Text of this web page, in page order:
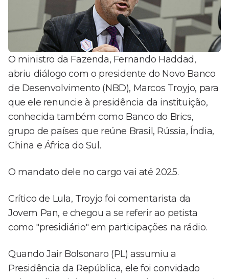
O ministro da Fazenda, Fernando Haddad,
abriu diálogo com o presidente do Novo Banco
de Desenvolvimento (NBD), Marcos Troyjo, para
que ele renuncie à presidência da instituição,
conhecida também como Banco do Brics,
grupo de países que reúne Brasil, Rússia, Índia,
China e África do Sul.
O mandato dele no cargo vai até 2025.
Crítico de Lula, Troyjo foi comentarista da
Jovem Pan, e chegou a se referir ao petista
como "presidiário" em participações na rádio.
Quando Jair Bolsonaro (PL) assumiu a
Presidência da República, ele foi convidado